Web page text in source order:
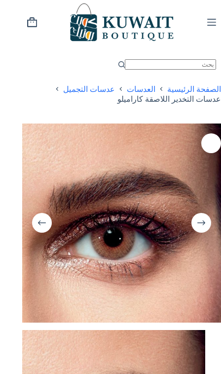
المحتوى
عربة
الصفحة الرئيسية العدسات
عدسات التجميل
عدسات التخدير اللاصقة كاراميلو